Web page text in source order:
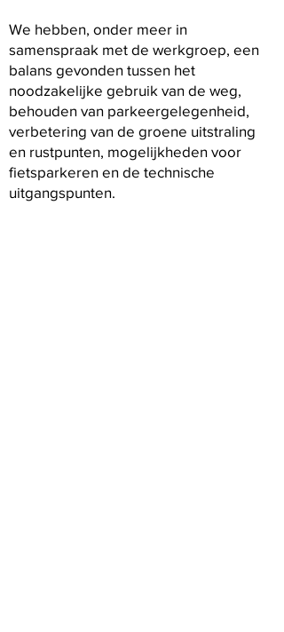
We hebben, onder meer in
samenspraak met de werkgroep, een
balans gevonden tussen het
noodzakelijke gebruik van de weg,
behouden van parkeergelegenheid,
verbetering van de groene uitstraling
en rustpunten, mogelijkheden voor
fietsparkeren en de technische
uitgangspunten.